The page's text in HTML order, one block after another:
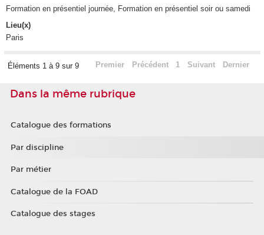
Formation en présentiel journée, Formation en présentiel soir ou samedi
Lieu(x)
Paris
Éléments 1 à 9 sur 9 Premier Précédent 1 Suivant Dernier
Dans la même rubrique
Catalogue des formations
Par discipline
Par métier
Catalogue de la FOAD
Catalogue des stages